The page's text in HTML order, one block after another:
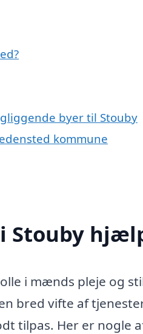
byer til Stouby
kommune
Stouby
i mænds pleje og
bred vifte af
tilpas. Her er nogle